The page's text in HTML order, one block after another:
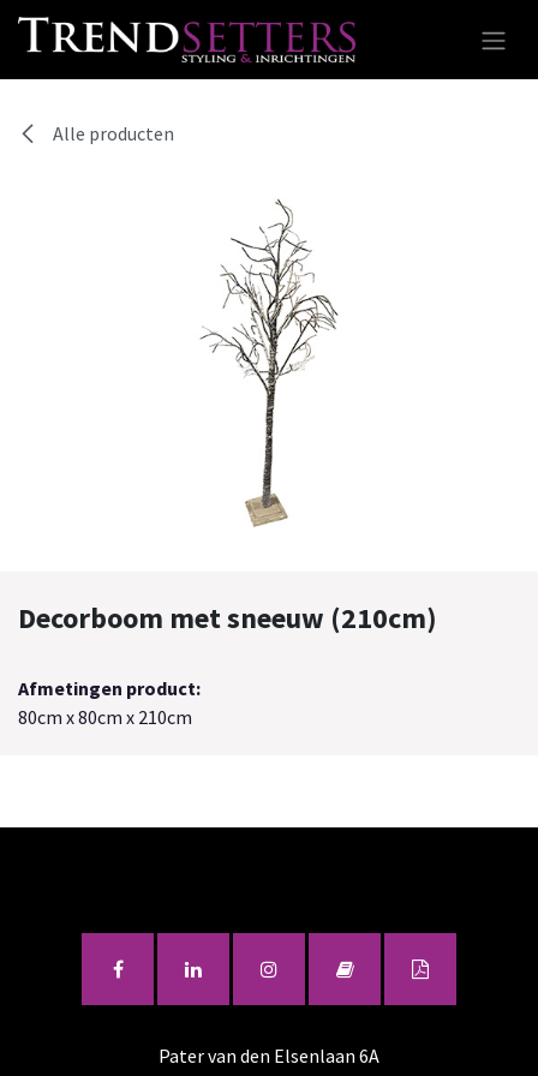
Overslaan naar inhoud
Alle producten
Decorboom met sneeuw (210cm)
Afmetingen product:
80cm x 80cm x 210cm
Pater van den Elsenlaan 6A